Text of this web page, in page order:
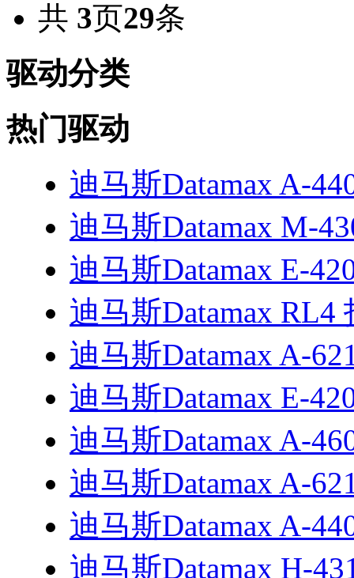
共 3页29条
驱动分类
热门驱动
迪马斯Datamax A-
迪马斯Datamax M-
迪马斯Datamax E-
迪马斯Datamax RL4
迪马斯Datamax A-
迪马斯Datamax E-
迪马斯Datamax A-
迪马斯Datamax A-
迪马斯Datamax A-
迪马斯Datamax H-